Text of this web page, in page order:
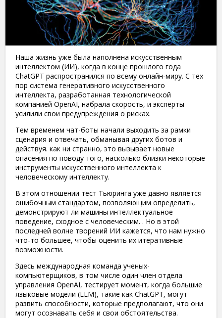
Наша жизнь уже была наполнена искусственным
интеллектом (ИИ), когда в конце прошлого года
ChatGPT распространился по всему онлайн-миру. С тех
пор система генеративного искусственного
интеллекта, разработанная технологической
компанией OpenAI, набрала скорость, и эксперты
усилили свои предупреждения о рисках.
Тем временем чат-боты начали выходить за рамки
сценария и отвечать, обманывая других ботов и
действуя. как ни странно, это вызывает новые
опасения по поводу того, насколько близки некоторые
инструменты искусственного интеллекта к
человеческому интеллекту.
В этом отношении тест Тьюринга уже давно является
ошибочным стандартом, позволяющим определить,
демонстрируют ли машины интеллектуальное
поведение, сходное с человеческим. . Но в этой
последней волне творений ИИ кажется, что нам нужно
что-то большее, чтобы оценить их итеративные
возможности.
Здесь международная команда ученых-
компьютерщиков, в том числе один член отдела
управления OpenAI, тестирует момент, когда большие
языковые модели (LLM), такие как ChatGPT, могут
развить способности, которые предполагают, что они
могут осознавать себя и свои обстоятельства.